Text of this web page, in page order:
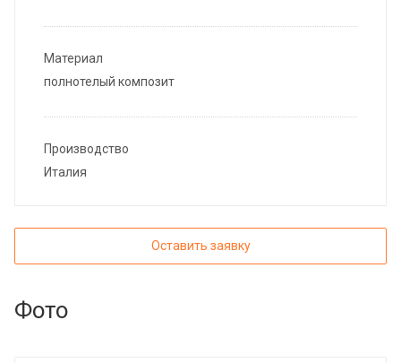
Материал
полнотелый композит
Производство
Италия
Оставить заявку
Фото